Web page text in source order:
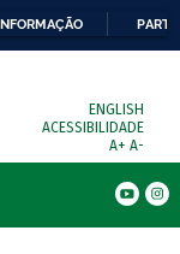
ENGLISH
ACESSIBILIDADE
A+ A-